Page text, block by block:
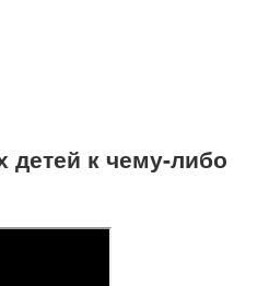
к чему-либо